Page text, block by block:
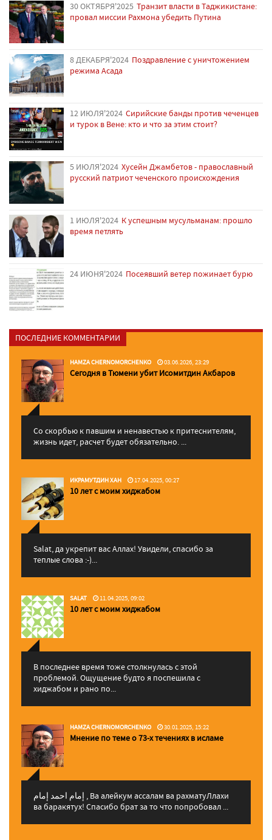
30 ОКТЯБРЯ'2025 Транзит власти в Таджикистане:
провал миссии Рахмона убедить Путина
8 ДЕКАБРЯ'2024 Поздравление с уничтожением
режима Асада
12 ИЮЛЯ'2024 Сирийские банды против чеченцев
и турок в Вене: кто и что за этим стоит?
5 ИЮЛЯ'2024 Хусейн Джамбетов - православный
русский патриот чеченского происхождения
1 ИЮЛЯ'2024 К успешным мусульманам: прошло
время петлять
24 ИЮНЯ'2024 Посеявший ветер пожинает бурю
ПОСЛЕДНИЕ КОММЕНТАРИИ
HAMZA CHERNOMORCHENKO 03.06.2026, 23:29
Сегодня в Тюмени убит Исомитдин Акбаров
Со скорбью к павшим и ненавестью к притеснителям,
жизнь идет, расчет будет обязательно. ...
ИКРАМУТДИН ХАН 17.04.2025, 00:27
10 лет с моим хиджабом
Salat, да укрепит вас Аллаx! Увидели, спасибо за
теплые слова :-)...
SALAT 11.04.2025, 09:02
10 лет с моим хиджабом
В последнее время тоже столкнулась с этой
проблемой. Ощущение будто я поспешила с
хиджабом и рано по...
HAMZA CHERNOMORCHENKO 30.01.2025, 15:22
Мнение по теме о 73-х течениях в исламе
إمام احمد إمام , Ва алейкум ассалам ва рахматуЛлахи
ва баракятух! Спасибо брат за то что попробовал ...